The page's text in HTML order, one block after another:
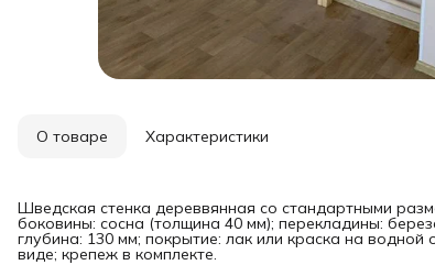
О товаре Характеристики
Шведская стенка дереввянная со стандартными
боковины: сосна (толщина 40 мм); перекладины:
глубина: 130 мм; покрытие: лак или краска на
виде; крепеж в комплекте.